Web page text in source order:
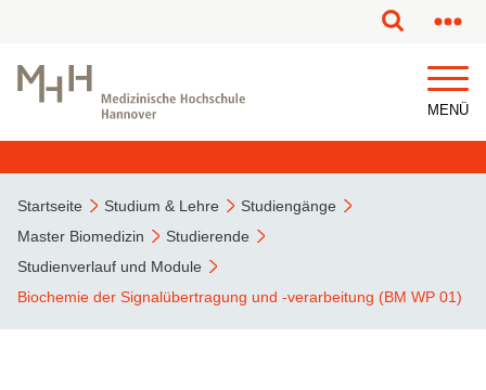
MENÜ
Startseite Studium & Lehre
Studiengänge
Master Biomedizin
Studierende
Studienverlauf und Module
Biochemie der Signalübertragung und -verarbeitung (BM WP 01)